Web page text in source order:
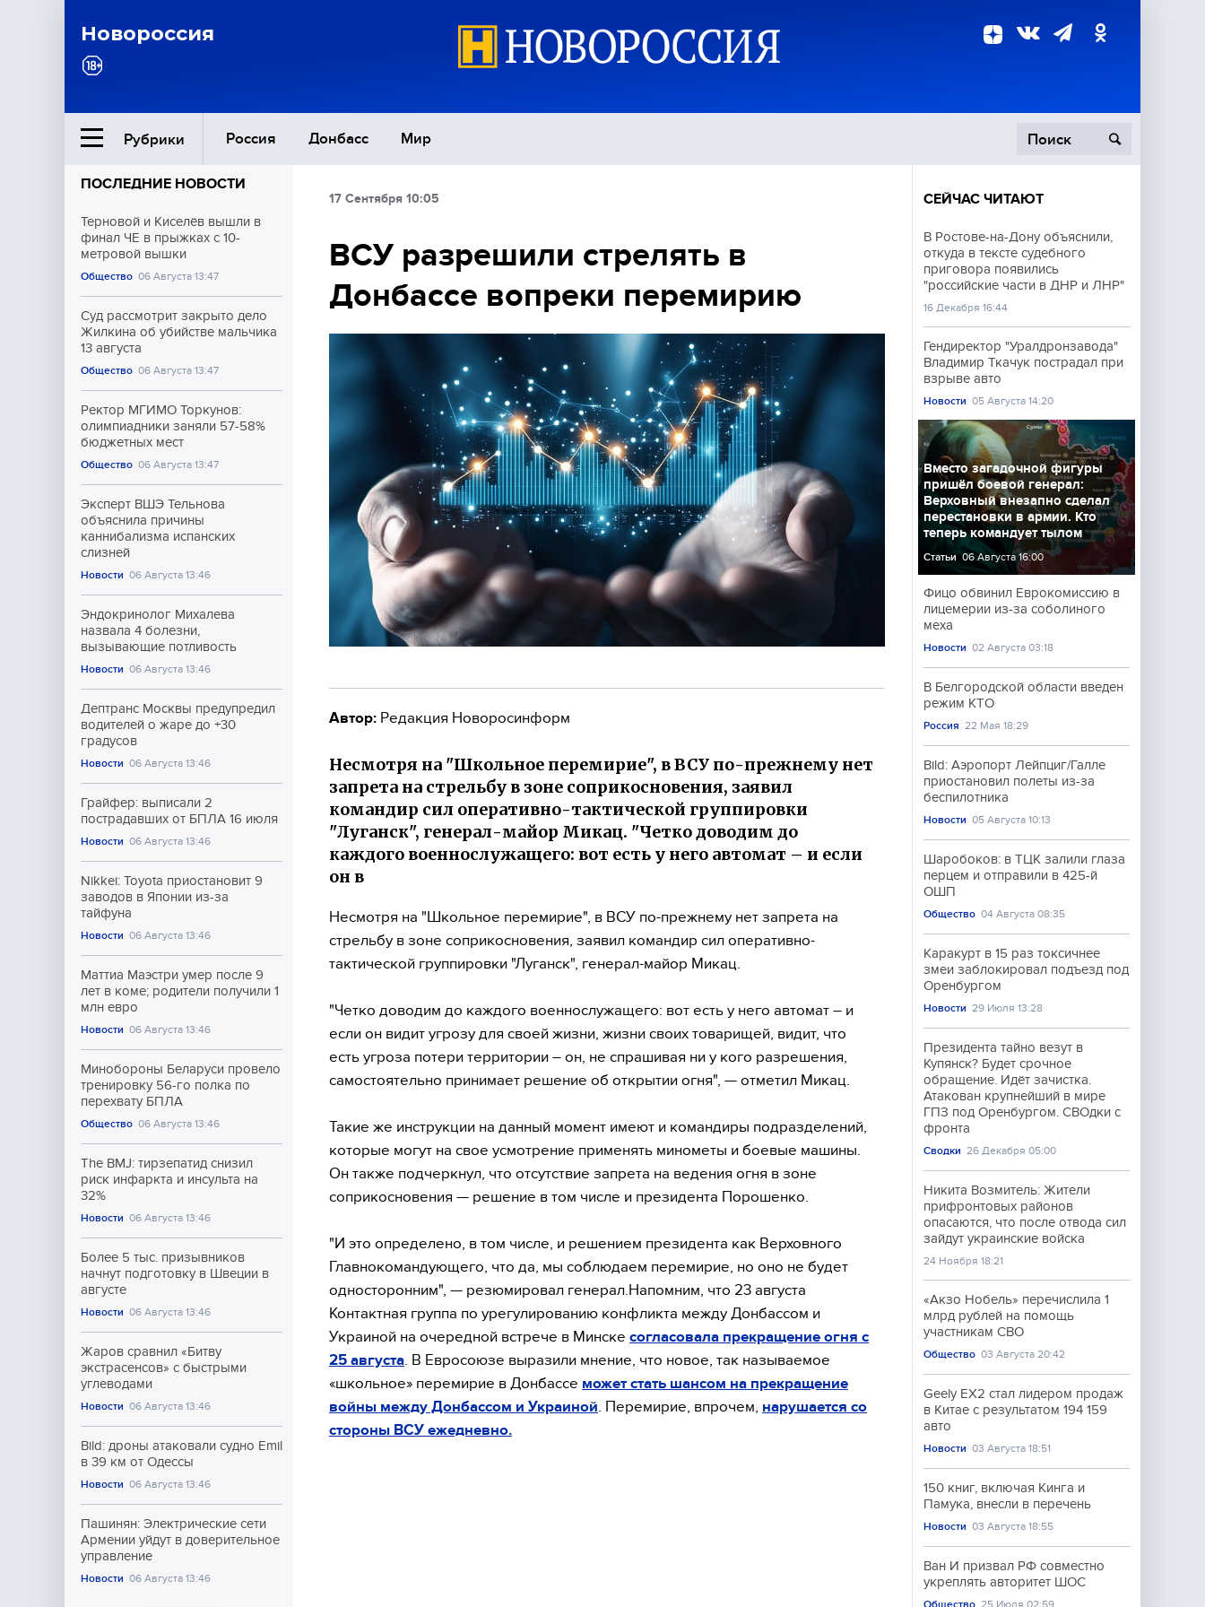
Новороссия
Рубрики Россия Донбасс Мир
Ближний Восток
Общество
Экономика
Происшествия
Культура
ПОСЛЕДНИЕ НОВОСТИ
Терновой и Киселёв вышли в
финал ЧЕ в прыжках с 10-
метровой вышки
Общество 06 Августа 13:47
Суд рассмотрит закрыто дело
Жилкина об убийстве мальчика
13 августа
Общество 06 Августа 13:47
Ректор МГИМО Торкунов:
олимпиадники заняли 57-58%
бюджетных мест
Общество 06 Августа 13:47
Эксперт ВШЭ Тельнова
объяснила причины
каннибализма испанских
слизней
Новости 06 Августа 13:46
Эндокринолог Михалева
назвала 4 болезни,
вызывающие потливость
Новости 06 Августа 13:46
Дептранс Москвы предупредил
водителей о жаре до +30
градусов
Новости 06 Августа 13:46
Грайфер: выписали 2
пострадавших от БПЛА 16 июля
Новости 06 Августа 13:46
Nikkei: Toyota приостановит 9
заводов в Японии из-за
тайфуна
Новости 06 Августа 13:46
Маттиа Маэстри умер после 9
лет в коме; родители получили 1
млн евро
Новости 06 Августа 13:46
Минобороны Беларуси провело
тренировку 56-го полка по
перехвату БПЛА
Общество 06 Августа 13:46
The BMJ: тирзепатид снизил
риск инфаркта и инсульта на
32%
Новости 06 Августа 13:46
Более 5 тыс. призывников
начнут подготовку в Швеции в
августе
Новости 06 Августа 13:46
Жаров сравнил «Битву
экстрасенсов» с быстрыми
углеводами
Новости 06 Августа 13:46
Bild: дроны атаковали судно Emil
в 39 км от Одессы
Новости 06 Августа 13:46
Пашинян: Электрические сети
Армении уйдут в доверительное
управление
Новости 06 Августа 13:46
17 Сентября 10:05
ВСУ разрешили стрелять в
Донбассе вопреки перемирию
Автор: Редакция Новоросинформ
Несмотря на "Школьное перемирие", в ВСУ по-прежнему нет
запрета на стрельбу в зоне соприкосновения, заявил
командир сил оперативно-тактической группировки
"Луганск", генерал-майор Микац. "Четко доводим до
каждого военнослужащего: вот есть у него автомат – и если
он в
Несмотря на "Школьное перемирие", в ВСУ по-прежнему нет запрета на
стрельбу в зоне соприкосновения, заявил командир сил оперативно-
тактической группировки "Луганск", генерал-майор Микац.
"Четко доводим до каждого военнослужащего: вот есть у него автомат – и
если он видит угрозу для своей жизни, жизни своих товарищей, видит, что
есть угроза потери территории – он, не спрашивая ни у кого разрешения,
самостоятельно принимает решение об открытии огня", — отметил Микац.
Такие же инструкции на данный момент имеют и командиры подразделений,
которые могут на свое усмотрение применять минометы и боевые машины.
Он также подчеркнул, что отсутствие запрета на ведения огня в зоне
соприкосновения — решение в том числе и президента Порошенко.
"И это определено, в том числе, и решением президента как Верховного
Главнокомандующего, что да, мы соблюдаем перемирие, но оно не будет
односторонним", — резюмировал генерал.Напомним, что 23 августа
Контактная группа по урегулированию конфликта между Донбассом и
Украиной на очередной встрече в Минске согласовала прекращение огня с
25 августа . В Евросоюзе выразили мнение, что новое, так называемое
«школьное» перемирие в Донбассе может стать шансом на прекращение
войны между Донбассом и Украиной . Перемирие, впрочем, нарушается со
стороны ВСУ ежедневно.
СЕЙЧАС ЧИТАЮТ
В Ростове-на-Дону объяснили,
откуда в тексте судебного
приговора появились
"российские части в ДНР и ЛНР"
16 Декабря 16:44
Гендиректор "Уралдронзавода"
Владимир Ткачук пострадал при
взрыве авто
Новости 05 Августа 14:20
Вместо загадочной фигуры
пришёл боевой генерал:
Верховный внезапно сделал
перестановки в армии. Кто
теперь командует тылом
Статьи 06 Августа 16:00
Фицо обвинил Еврокомиссию в
лицемерии из-за соболиного
меха
Новости 02 Августа 03:18
В Белгородской области введен
режим КТО
Россия 22 Мая 18:29
Bild: Аэропорт Лейпциг/Галле
приостановил полеты из-за
беспилотника
Новости 05 Августа 10:13
Шаробоков: в ТЦК залили глаза
перцем и отправили в 425-й
ОШП
Общество 04 Августа 08:35
Каракурт в 15 раз токсичнее
змеи заблокировал подъезд под
Оренбургом
Новости 29 Июля 13:28
Президента тайно везут в
Купянск? Будет срочное
обращение. Идёт зачистка.
Атакован крупнейший в мире
ГПЗ под Оренбургом. СВОдки с
фронта
Сводки 26 Декабря 05:00
Никита Возмитель: Жители
прифронтовых районов
опасаются, что после отвода сил
зайдут украинские войска
24 Ноября 18:21
«Акзо Нобель» перечислила 1
млрд рублей на помощь
участникам СВО
Общество 03 Августа 20:42
Geely EX2 стал лидером продаж
в Китае с результатом 194 159
авто
Новости 03 Августа 18:51
150 книг, включая Кинга и
Памука, внесли в перечень
Новости 03 Августа 18:55
Ван И призвал РФ совместно
укреплять авторитет ШОС
Общество 25 Июля 02:59